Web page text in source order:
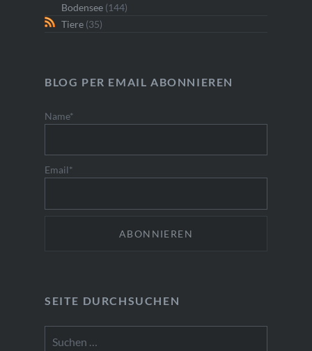
Bodensee(144)
Tiere(35)
BLOG PER EMAIL ABONNIEREN
Name*
Email*
SEITE DURCHSUCHEN